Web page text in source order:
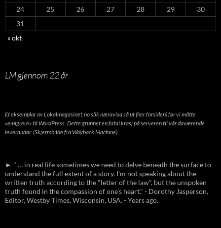
24
25 26 27 28 29
30
31
« okt
LM gjennom 22 år
Et eksemplar av Lokalmagasinet.no slik næravisa så ut (her forsiden) før vi måtte
«emigrere» til WordPress. Dette grunnet en fatal krasj på serveren til vår daværende
leverandør. (Skjermbilde fra Wayback Machine)
► " … in real life sometimes we need to delve beneath the surface to
understand the full extent of a story. I'm not speaking about the
written truth according to the "letter of the law", but the unspoken
truth found in the compassion of one's heart." - Dorothy Jasperson,
Editor, Westby Times, Wisconsin, USA. - Years ago.